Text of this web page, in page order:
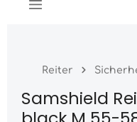
Reiter
Samshield